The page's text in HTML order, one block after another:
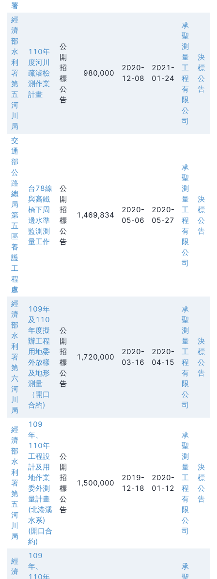
署
經
濟
部
水
利
署
第
五
河
川
局
110年
度河川
疏濬檢
測作業
計畫
公
開
招
標
公
告
980,000
2020-
12-08
2021-
01-24
承
聖
測
量
工
程
有
限
公
司
決
標
公
告
交
通
部
公
路
總
局
第
五
區
養
護
工
程
處
台78線
與高鐵
橋下周
邊水準
監測測
量工作
公
開
招
標
公
告
1,469,834
2020-
05-06
2020-
05-27
承
聖
測
量
工
程
有
限
公
司
決
標
公
告
經
濟
部
水
利
署
第
六
河
川
局
109年
及110
年度擬
辦工程
用地委
外放樣
及地形
測量
（開口
合約)
公
開
招
標
公
告
1,720,000
2020-
03-16
2020-
04-15
承
聖
測
量
工
程
有
限
公
司
決
標
公
告
經
濟
部
水
利
署
第
五
河
川
局
109
年、
110年
工程設
計及用
地作業
委外測
量計畫
(北港溪
水系)
(開口合
約)
公
開
招
標
公
告
1,500,000
2019-
12-18
2020-
01-12
承
聖
測
量
工
程
有
限
公
司
決
標
公
告
經
濟
109
年、
110年
承
聖